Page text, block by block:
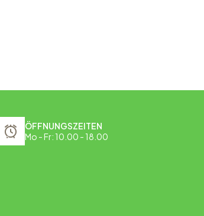
ÖFFNUNGSZEITEN
Mo - Fr: 10.00 - 18.00